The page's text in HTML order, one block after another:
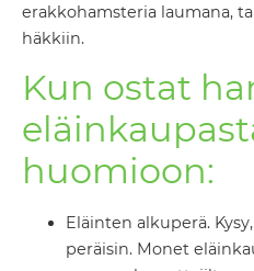
erakkohamsteria laumana,
häkkiin.
Kun ostat
huomioon:
Eläinten alkuperä.
peräisin. Monet